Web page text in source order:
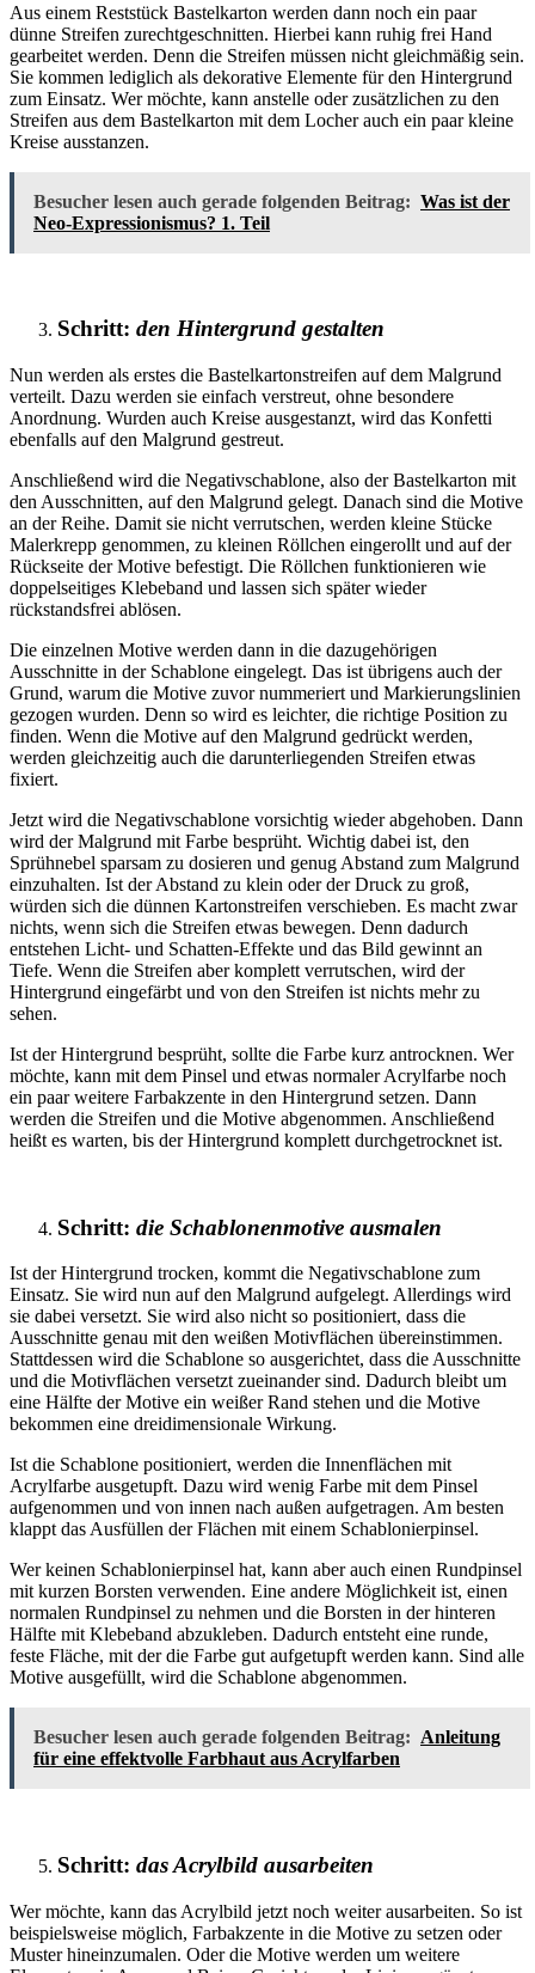
Aus einem Reststück Bastelkarton werden dann noch ein paar
dünne Streifen zurechtgeschnitten. Hierbei kann ruhig frei Hand
gearbeitet werden. Denn die Streifen müssen nicht gleichmäßig sein.
Sie kommen lediglich als dekorative Elemente für den Hintergrund
zum Einsatz. Wer möchte, kann anstelle oder zusätzlichen zu den
Streifen aus dem Bastelkarton mit dem Locher auch ein paar kleine
Kreise ausstanzen.
Besucher lesen auch gerade folgenden Beitrag: Was ist der
Neo-Expressionismus? 1. Teil
Schritt: den Hintergrund gestalten
Nun werden als erstes die Bastelkartonstreifen auf dem Malgrund
verteilt. Dazu werden sie einfach verstreut, ohne besondere
Anordnung. Wurden auch Kreise ausgestanzt, wird das Konfetti
ebenfalls auf den Malgrund gestreut.
Anschließend wird die Negativschablone, also der Bastelkarton mit
den Ausschnitten, auf den Malgrund gelegt. Danach sind die Motive
an der Reihe. Damit sie nicht verrutschen, werden kleine Stücke
Malerkrepp genommen, zu kleinen Röllchen eingerollt und auf der
Rückseite der Motive befestigt. Die Röllchen funktionieren wie
doppelseitiges Klebeband und lassen sich später wieder
rückstandsfrei ablösen.
Die einzelnen Motive werden dann in die dazugehörigen
Ausschnitte in der Schablone eingelegt. Das ist übrigens auch der
Grund, warum die Motive zuvor nummeriert und Markierungslinien
gezogen wurden. Denn so wird es leichter, die richtige Position zu
finden. Wenn die Motive auf den Malgrund gedrückt werden,
werden gleichzeitig auch die darunterliegenden Streifen etwas
fixiert.
Jetzt wird die Negativschablone vorsichtig wieder abgehoben. Dann
wird der Malgrund mit Farbe besprüht. Wichtig dabei ist, den
Sprühnebel sparsam zu dosieren und genug Abstand zum Malgrund
einzuhalten. Ist der Abstand zu klein oder der Druck zu groß,
würden sich die dünnen Kartonstreifen verschieben. Es macht zwar
nichts, wenn sich die Streifen etwas bewegen. Denn dadurch
entstehen Licht- und Schatten-Effekte und das Bild gewinnt an
Tiefe. Wenn die Streifen aber komplett verrutschen, wird der
Hintergrund eingefärbt und von den Streifen ist nichts mehr zu
sehen.
Ist der Hintergrund besprüht, sollte die Farbe kurz antrocknen. Wer
möchte, kann mit dem Pinsel und etwas normaler Acrylfarbe noch
ein paar weitere Farbakzente in den Hintergrund setzen. Dann
werden die Streifen und die Motive abgenommen. Anschließend
heißt es warten, bis der Hintergrund komplett durchgetrocknet ist.
Schritt: die Schablonenmotive ausmalen
Ist der Hintergrund trocken, kommt die Negativschablone zum
Einsatz. Sie wird nun auf den Malgrund aufgelegt. Allerdings wird
sie dabei versetzt. Sie wird also nicht so positioniert, dass die
Ausschnitte genau mit den weißen Motivflächen übereinstimmen.
Stattdessen wird die Schablone so ausgerichtet, dass die Ausschnitte
und die Motivflächen versetzt zueinander sind. Dadurch bleibt um
eine Hälfte der Motive ein weißer Rand stehen und die Motive
bekommen eine dreidimensionale Wirkung.
Ist die Schablone positioniert, werden die Innenflächen mit
Acrylfarbe ausgetupft. Dazu wird wenig Farbe mit dem Pinsel
aufgenommen und von innen nach außen aufgetragen. Am besten
klappt das Ausfüllen der Flächen mit einem Schablonierpinsel.
Wer keinen Schablonierpinsel hat, kann aber auch einen Rundpinsel
mit kurzen Borsten verwenden. Eine andere Möglichkeit ist, einen
normalen Rundpinsel zu nehmen und die Borsten in der hinteren
Hälfte mit Klebeband abzukleben. Dadurch entsteht eine runde,
feste Fläche, mit der die Farbe gut aufgetupft werden kann. Sind alle
Motive ausgefüllt, wird die Schablone abgenommen.
Besucher lesen auch gerade folgenden Beitrag: Anleitung
für eine effektvolle Farbhaut aus Acrylfarben
Schritt: das Acrylbild ausarbeiten
Wer möchte, kann das Acrylbild jetzt noch weiter ausarbeiten. So ist
beispielsweise möglich, Farbakzente in die Motive zu setzen oder
Muster hineinzumalen. Oder die Motive werden um weitere